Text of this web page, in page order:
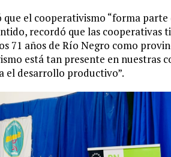
que el cooperativismo “forma
recordó que las
71 años de Río Negro como
está tan presente en nuestras
el desarrollo productivo”.